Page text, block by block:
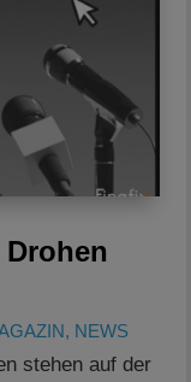
, NEWS
stehen auf der